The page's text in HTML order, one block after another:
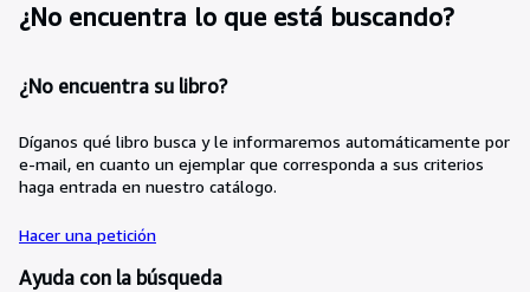
¿No encuentra lo que está buscando?
¿No encuentra su libro?
Díganos qué libro busca y le informaremos automáticamente por
e-mail, en cuanto un ejemplar que corresponda a sus criterios
haga entrada en nuestro catálogo.
Hacer una petición
Ayuda con la búsqueda